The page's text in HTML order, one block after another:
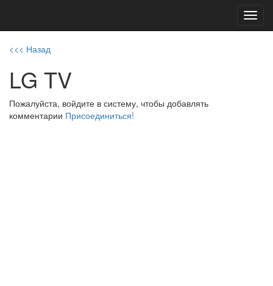
<<< Назад
LG TV
Пожалуйста, войдите в систему, чтобы добавлять
комментарии Присоединиться!